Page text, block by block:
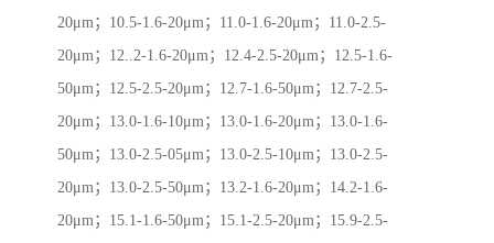
20μm；10.5-1.6-20μm；11.0-1.6-20μm；11.0-2.5-
20μm；12..2-1.6-20μm；12.4-2.5-20μm；12.5-1.6-
50μm；12.5-2.5-20μm；12.7-1.6-50μm；12.7-2.5-
20μm；13.0-1.6-10μm；13.0-1.6-20μm；13.0-1.6-
50μm；13.0-2.5-05μm；13.0-2.5-10μm；13.0-2.5-
20μm；13.0-2.5-50μm；13.2-1.6-20μm；14.2-1.6-
20μm；15.1-1.6-50μm；15.1-2.5-20μm；15.9-2.5-